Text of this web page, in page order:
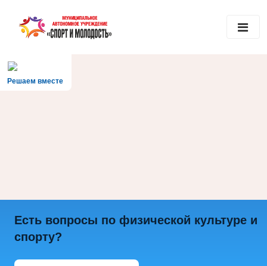
Решаем вместе
Есть вопросы по физической культуре и
спорту?